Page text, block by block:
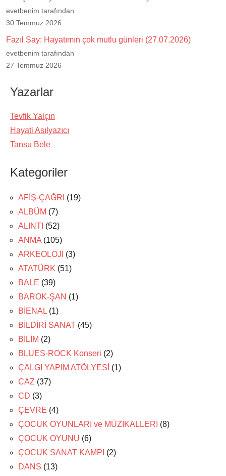
evetbenim tarafından
30 Temmuz 2026
Fazıl Say: Hayatımın çok mutlu günleri (27.07.2026)
evetbenim tarafından
27 Temmuz 2026
Yazarlar
Tevfik Yalçın
Hayati Asılyazıcı
Tansu Bele
Kategoriler
AFİŞ-ÇAĞRI (19)
ALBÜM (7)
ALINTI (52)
ANMA (105)
ARKEOLOJİ (3)
ATATÜRK (51)
BALE (39)
BAROK-ŞAN (1)
BİENAL (1)
BİLDİRİ SANAT (45)
BİLİM (2)
BLUES-ROCK Konseri (2)
ÇALGI YAPIM ATÖLYESİ (1)
CAZ (37)
CD (3)
ÇEVRE (4)
ÇOCUK OYUNLARI ve MÜZİKALLERİ (8)
ÇOCUK OYUNU (6)
ÇOCUK SANAT KAMPI (2)
DANS (13)